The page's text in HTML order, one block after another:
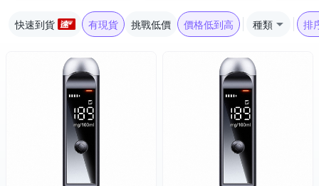
快速到貨 有現貨 挑戰低價 價格低到高 種類 排